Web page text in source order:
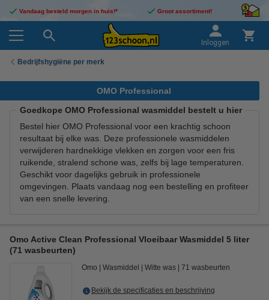
Vandaag besteld morgen in huis!* Groot assortiment!
Inloggen
Bedrijfshygiëne per merk
OMO Professional
Goedkope OMO Professional wasmiddel bestelt u hier
Bestel hier OMO Professional voor een krachtig schoon
resultaat bij elke was. Deze professionele wasmiddelen
verwijderen hardnekkige vlekken en zorgen voor een fris
ruikende, stralend schone was, zelfs bij lage temperaturen.
Geschikt voor dagelijks gebruik in professionele
omgevingen. Plaats vandaag nog een bestelling en profiteer
van een snelle levering.
Omo Active Clean Professional Vloeibaar Wasmiddel 5 liter
(71 wasbeurten)
Omo Wasmiddel Witte was 71 wasbeurten
Bekijk de specificaties en beschrijving